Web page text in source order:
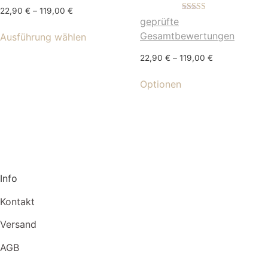
22,90 € – 119,00 €
Ausführung wählen
von 5
geprüfte
Gesamtbewertungen
22,90 € – 119,00 €
Optionen
Info
Kontakt
Versand
AGB